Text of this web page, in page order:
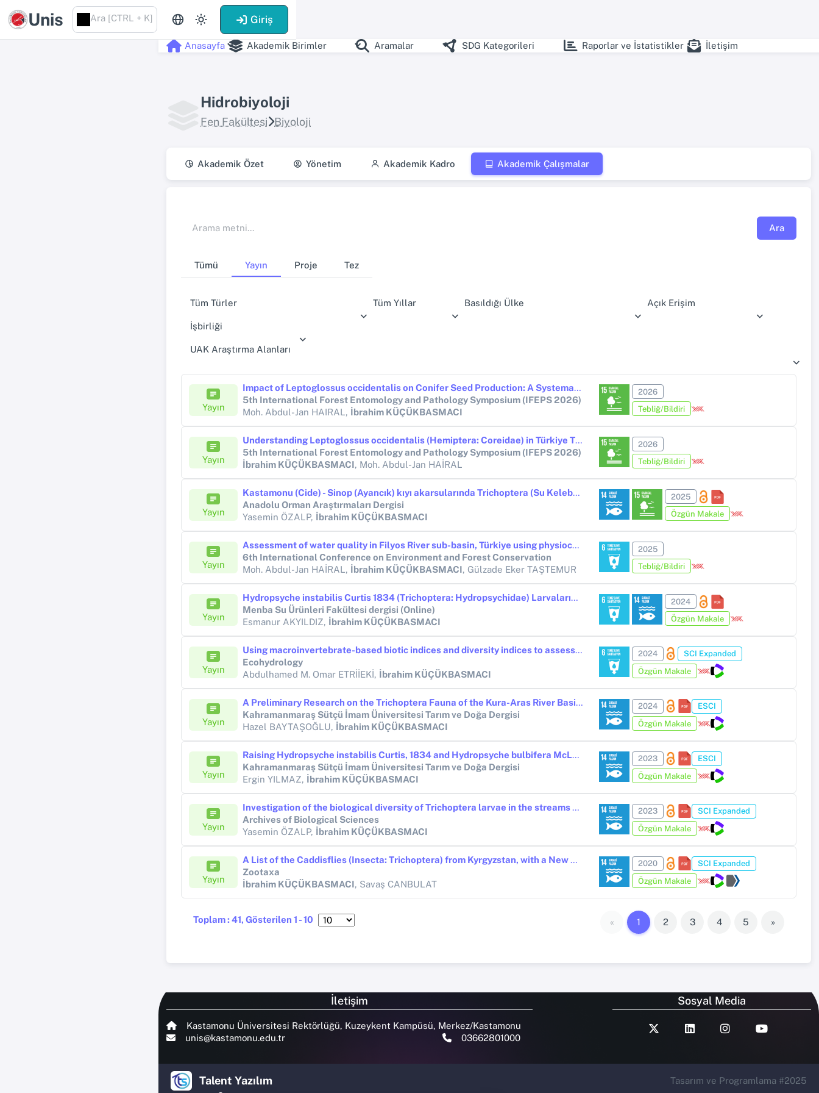
Unis Ara [CTRL + K] Giriş
Anasayfa Akademik Birimler Aramalar SDG Kategorileri Raporlar ve İstatistikler İletişim
Hidrobiyoloji
Fen Fakültesi Biyoloji
Akademik Özet Yönetim Akademik Kadro Akademik Çalışmalar
Ara
Tümü Yayın Proje Tez
Tüm Türler Tüm Yıllar Basıldığı Ülke Açık Erişim
İşbirliği
UAK Araştırma Alanları
Yayın
Impact of Leptoglossus occidentalis on Conifer Seed Production: A Systematic Review with Global and Türkiye Perspectives
5th International Forest Entomology and Pathology Symposium (IFEPS 2026)
Moh. Abdul-Jan HAIRAL, İbrahim KÜÇÜKBASMACI
2026
Tebliğ/Bildiri
Yayın
Understanding Leptoglossus occidentalis (Hemiptera: Coreidae) in Türkiye Through Morphology and The Effect of Low Temperature on The Nymphal Molting Success
5th International Forest Entomology and Pathology Symposium (IFEPS 2026)
İbrahim KÜÇÜKBASMACI, Moh. Abdul-Jan HAİRAL
2026
Tebliğ/Bildiri
Yayın
Kastamonu (Cide) - Sinop (Ayancık) kıyı akarsularında Trichoptera (Su Kelebekleri) takımına ait ergin bireylerin ekolojik dağılımı ve biyoçeşitliliği
Anadolu Orman Araştırmaları Dergisi
Yasemin ÖZALP, İbrahim KÜÇÜKBASMACI
2025
Özgün Makale
Yayın
Assessment of water quality in Filyos River sub-basin, Türkiye using physiochemical parameters
6th International Conference on Environment and Forest Conservation
Moh. Abdul-Jan HAİRAL, İbrahim KÜÇÜKBASMACI, Gülzade Eker TAŞTEMUR
2025
Tebliğ/Bildiri
Yayın
Hydropsyche instabilis Curtis 1834 (Trichoptera: Hydropsychidae) Larvalarının Ağ Örme Davranışlarının ve İpek Ağ Yapılarının İncelenmesi
Menba Su Ürünleri Fakültesi dergisi (Online)
Esmanur AKYILDIZ, İbrahim KÜÇÜKBASMACI
2024
Özgün Makale
Yayın
Using macroinvertebrate-based biotic indices and diversity indices to assess water quality: A case study on the Karasu Stream (Kastamonu, Türkiye)
Ecohydrology
Abdulhamed M. Omar ETRİİEKİ, İbrahim KÜÇÜKBASMACI
2024
SCI Expanded
Özgün Makale
Yayın
A Preliminary Research on the Trichoptera Fauna of the Kura-Aras River Basin and Eastern Black Sea Streams
Kahramanmaraş Sütçü İmam Üniversitesi Tarım ve Doğa Dergisi
Hazel BAYTAŞOĞLU, İbrahim KÜÇÜKBASMACI
2024
ESCI
Özgün Makale
Yayın
Raising Hydropsyche instabilis Curtis, 1834 and Hydropsyche bulbifera McLachlan, 1878 (Hydropsychidae, Trichoptera) Larvae in the Laboratory: Larval Morphology and Male Genital Characterization
Kahramanmaraş Sütçü İmam Üniversitesi Tarım ve Doğa Dergisi
Ergin YILMAZ, İbrahim KÜÇÜKBASMACI
2023
ESCI
Özgün Makale
Yayın
Investigation of the biological diversity of Trichoptera larvae in the streams of the Kastamonu (Cide)-Sinop (Ayancık) coastal region of Türkiye
Archives of Biological Sciences
Yasemin ÖZALP, İbrahim KÜÇÜKBASMACI
2023
SCI Expanded
Özgün Makale
Yayın
A List of the Caddisflies (Insecta: Trichoptera) from Kyrgyzstan, with a New Record (Triaenodes reuteri McLachlan 1880)
Zootaxa
İbrahim KÜÇÜKBASMACI, Savaş CANBULAT
2020
SCI Expanded
Özgün Makale
Toplam : 41, Gösterilen 1 - 10 « 1 2 3 4 5 »
İletişim
Kastamonu Üniversitesi Rektörlüğü, Kuzeykent Kampüsü, Merkez/Kastamonu
unis@kastamonu.edu.tr
03662801000
Sosyal Media
Talent Yazılım Tasarım ve Programlama #2025